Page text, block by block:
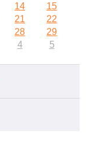
14
15
21
22
28
29
4 5